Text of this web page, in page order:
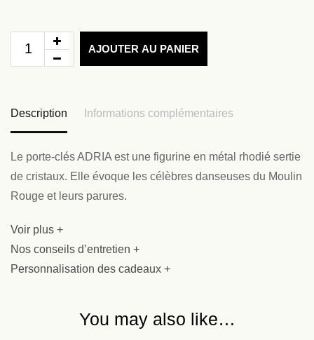
AJOUTER AU PANIER
Description Informations complémentaires
Le porte-clés ADRIA est une figurine en métal rhodié sertie
de cristaux. Elle évoque les célèbres danseuses du Moulin
Rouge et leurs parures.
Voir plus +
Nos conseils d’entretien +
Personnalisation des cadeaux +
You may also like…